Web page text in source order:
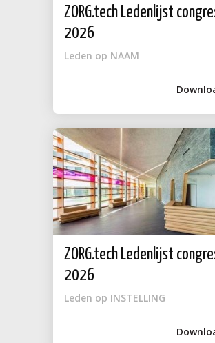
ZORG.tech Ledenlijst
2026
Leden op NAAM
ZORG.tech Ledenlijst
2026
Leden op INSTELLING